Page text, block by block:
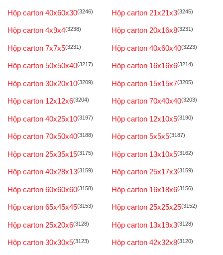
Hộp carton 40x60x30(3246) Hộp carton 21x21x3(3245)
Hộp carton 4x9x4(3238) Hộp carton 20x16x8(3231)
Hộp carton 7x7x5(3231) Hộp carton 40x60x40(3223)
Hộp carton 50x50x40(3217) Hộp carton 16x16x6(3214)
Hộp carton 30x20x10(3209) Hộp carton 15x15x7(3205)
Hộp carton 12x12x6(3204) Hộp carton 70x40x40(3203)
Hộp carton 40x25x10(3197) Hộp carton 12x10x5(3190)
Hộp carton 70x50x40(3188) Hộp carton 5x5x5(3187)
Hộp carton 25x35x15(3175) Hộp carton 13x10x5(3162)
Hộp carton 40x28x13(3159) Hộp carton 25x17x3(3159)
Hộp carton 60x60x60(3158) Hộp carton 16x18x6(3156)
Hộp carton 65x45x45(3153) Hộp carton 25x25x25(3152)
Hộp carton 25x20x6(3128) Hộp carton 13x19x3(3128)
Hộp carton 30x30x5(3123) Hộp carton 42x32x8(3120)